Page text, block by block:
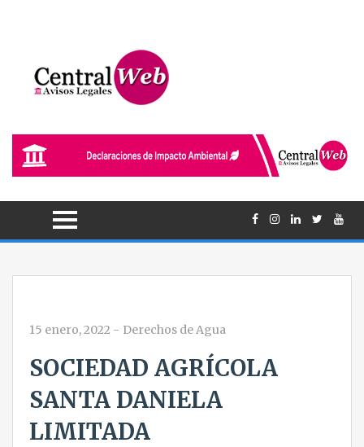
15 enero, 2022 - Derechos de Agua
SOCIEDAD AGRÍCOLA
SANTA DANIELA
LIMITADA